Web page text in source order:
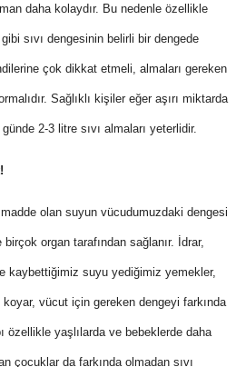
daha kolaydır. Bu nedenle özellikle
sıvı dengesinin belirli bir dengede
çok dikkat etmeli, almaları gereken
Sağlıklı kişiler eğer aşırı miktarda
2-3 litre sıvı almaları yeterlidir.
olan suyun vücudumuzdaki dengesi
organ tarafından sağlanır. İdrar,
kaybettiğimiz suyu yediğimiz yemekler,
vücut için gereken dengeyi farkında
özellikle yaşlılarda ve bebeklerde daha
çocuklar da farkında olmadan sıvı